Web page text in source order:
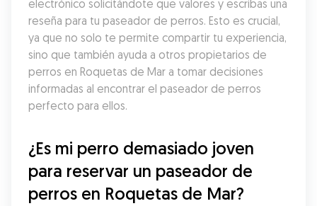
electrónico solicitándote que valores y escribas una
reseña para tu paseador de perros. Esto es crucial,
ya que no solo te permite compartir tu experiencia,
sino que también ayuda a otros propietarios de
perros en Roquetas de Mar a tomar decisiones
informadas al encontrar el paseador de perros
perfecto para ellos.
¿Es mi perro demasiado joven
para reservar un paseador de
perros en Roquetas de Mar?